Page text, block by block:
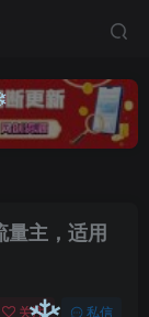
量主，适用
关注 私信